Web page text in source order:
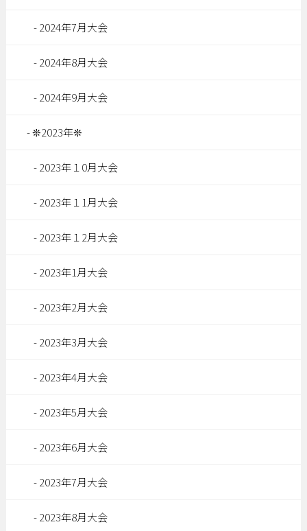
2024年7月大会
2024年8月大会
2024年9月大会
❊2023年❊
2023年１0月大会
2023年１1月大会
2023年１2月大会
2023年1月大会
2023年2月大会
2023年3月大会
2023年4月大会
2023年5月大会
2023年6月大会
2023年7月大会
2023年8月大会